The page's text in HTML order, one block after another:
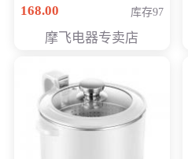
168.00 库存97
摩飞电器专卖店